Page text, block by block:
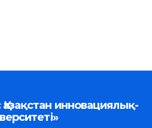
инновациялық-